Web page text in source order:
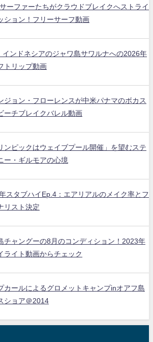
ーファーたちがクラウドブレイクへストライ
ション！フリーサーフ動画
インドネシアのジャワ島サワルナへの2026年
トリップ動画
ジョン・フローレンスが中米パナマのボカス
ーチブレイクバレル動画
ンピックはウェイブプール開催」を望むステ
ー・ギルモアの心境
スタブハイEp.4：エアリアルのメイク率とフ
リスト決定
チャングーの8月のコンディション！2023年
ライト動画からチェック
カールによるグロメットキャンプinオアフ島
ショア＠2014